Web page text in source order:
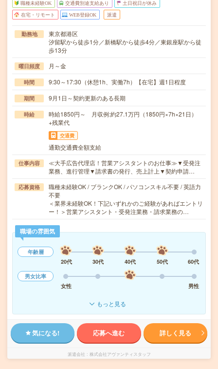
職種未経験OK 交通費別途支給あり 土日祝日が休み
在宅・リモート WEB登録OK 派遣
勤務地
東京都港区
汐留駅から徒歩1分／新橋駅から徒歩4分／東銀座駅から徒
歩13分
曜日頻度 月～金
時間 9:30～17:30（休憩1h、実働7h）【在宅】週1日程度
期間 9月1日～契約更新のある長期
時給
時給1850円～ 月収例:約27.1万円（1850円×7h×21日）
+残業代
交通費
通勤交通費全額支給
仕事内容
≪大手広告代理店！営業アシスタントのお仕事≫▼受発注
業務、進行管理▼請求書の発行、売上計上▼契約申請…
応募資格
職種未経験OK / ブランクOK / パソコンスキル不要 / 英語力
不要
＜業界未経験OK！下記いずれかのご経験があればエントリ
ー！＞営業アシスタント・受発注業務・請求業務の…
職場の雰囲気
年齢層
20代
30代 40代 50代
60代
男女比率
女性
男性
もっと見る
気になる! 応募へ進む 詳しく見る
派遣会社 株式会社アヴァンティスタッフ